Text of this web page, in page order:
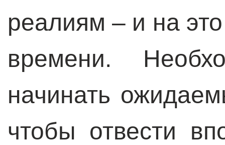
реалиям – и на
времени.
начинать
чтобы отвести